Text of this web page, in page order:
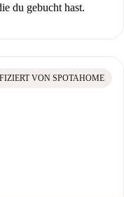
du gebucht hast.
VON SPOTAHOME